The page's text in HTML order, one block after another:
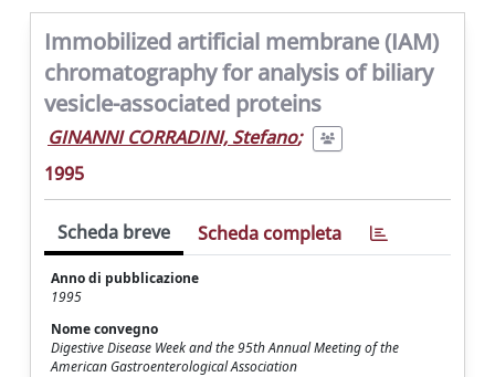
Immobilized artificial membrane (IAM)
chromatography for analysis of biliary
vesicle-associated proteins
GINANNI CORRADINI, Stefano;
1995
Scheda breve Scheda completa
Anno di pubblicazione
1995
Nome convegno
Digestive Disease Week and the 95th Annual Meeting of the
American Gastroenterological Association